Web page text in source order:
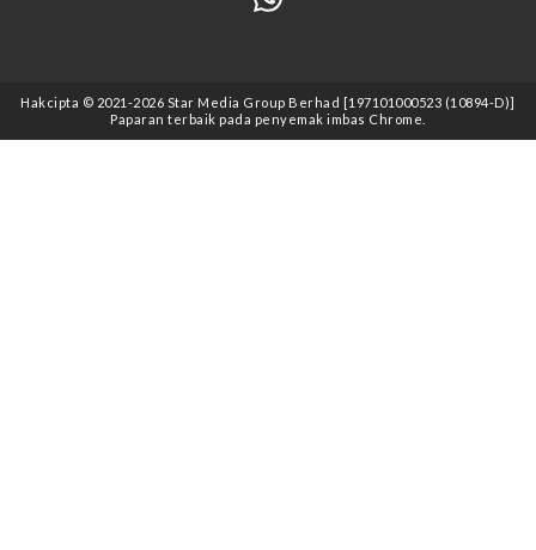
Hakcipta © 2021 -2026 Star Media Group Berhad [197101000523 (10894-D)]
Paparan terbaik pada penyemak imbas Chrome.